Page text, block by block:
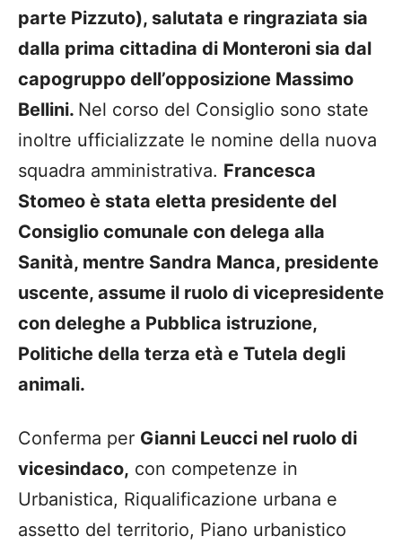
parte Pizzuto), salutata e ringraziata sia
dalla prima cittadina di Monteroni sia dal
capogruppo dell’opposizione Massimo
Bellini. Nel corso del Consiglio sono state
inoltre ufficializzate le nomine della nuova
squadra amministrativa. Francesca
Stomeo è stata eletta presidente del
Consiglio comunale con delega alla
Sanità, mentre Sandra Manca, presidente
uscente, assume il ruolo di vicepresidente
con deleghe a Pubblica istruzione,
Politiche della terza età e Tutela degli
animali.
Conferma per Gianni Leucci nel ruolo di
vicesindaco, con competenze in
Urbanistica, Riqualificazione urbana e
assetto del territorio, Piano urbanistico